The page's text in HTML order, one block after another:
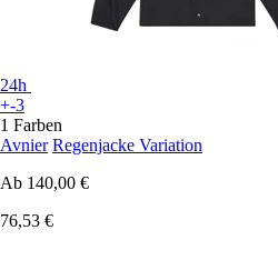
24h
+-3
1 Farben
Avnier Regenjacke Variation
Ab 140,00 €
76,53 €